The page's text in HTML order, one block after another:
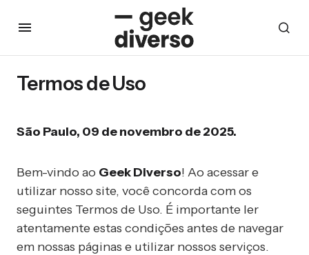
Termos de Uso
São Paulo, 09 de novembro de 2025.
Bem-vindo ao Geek Diverso! Ao acessar e
utilizar nosso site, você concorda com os
seguintes Termos de Uso. É importante ler
atentamente estas condições antes de navegar
em nossas páginas e utilizar nossos serviços.